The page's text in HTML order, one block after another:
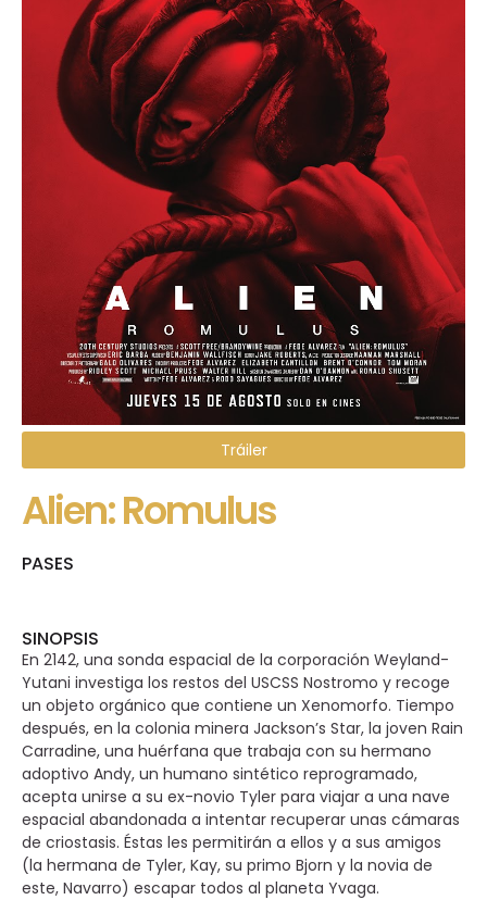
Tráiler
Alien: Romulus
PASES
SINOPSIS
En 2142, una sonda espacial de la corporación Weyland-
Yutani investiga los restos del USCSS Nostromo y recoge
un objeto orgánico que contiene un Xenomorfo. Tiempo
después, en la colonia minera Jackson’s Star, la joven Rain
Carradine, una huérfana que trabaja con su hermano
adoptivo Andy, un humano sintético reprogramado,
acepta unirse a su ex-novio Tyler para viajar a una nave
espacial abandonada a intentar recuperar unas cámaras
de criostasis. Éstas les permitirán a ellos y a sus amigos
(la hermana de Tyler, Kay, su primo Bjorn y la novia de
este, Navarro) escapar todos al planeta Yvaga.